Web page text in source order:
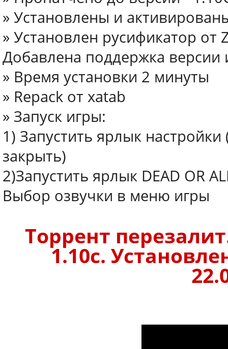
» Установлены и
» Установлен русификатор от
Добавлена поддержка версии
» Время установки 2 минуты
» Repack от xatab
» Запуск игры:
1) Запустить ярлык
закрыть)
2)Запустить ярлык DEAD OR
Выбор озвучки в меню игры
Торрент
1.10с.